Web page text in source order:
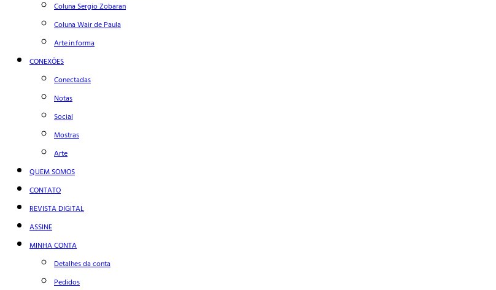
Coluna Sergio Zobaran
Coluna Wair de Paula
Arte.in.forma
CONEXÕES
Conectadas
Notas
Social
Mostras
Arte
QUEM SOMOS
CONTATO
REVISTA DIGITAL
ASSINE
MINHA CONTA
Detalhes da conta
Pedidos